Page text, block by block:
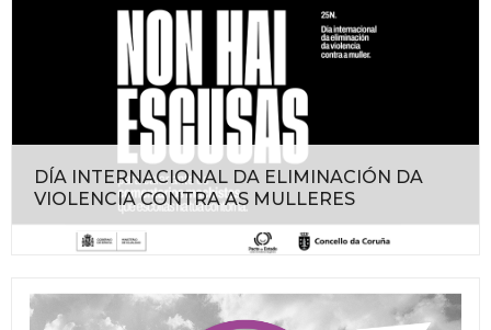
DÍA INTERNACIONAL DA ELIMINACIÓN DA
VIOLENCIA CONTRA AS MULLERES